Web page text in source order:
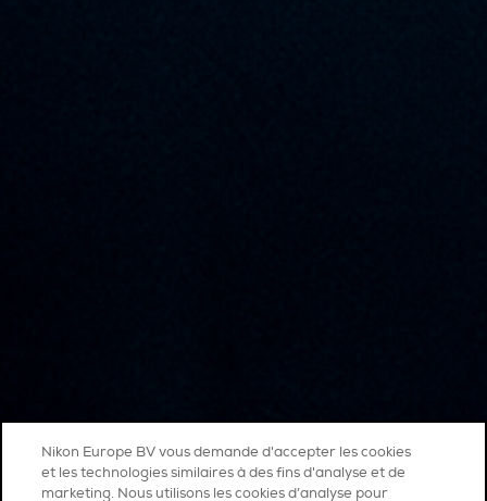
Nikon Europe BV vous demande d'accepter les cookies
et les technologies similaires à des fins d'analyse et de
marketing. Nous utilisons les cookies d’analyse pour